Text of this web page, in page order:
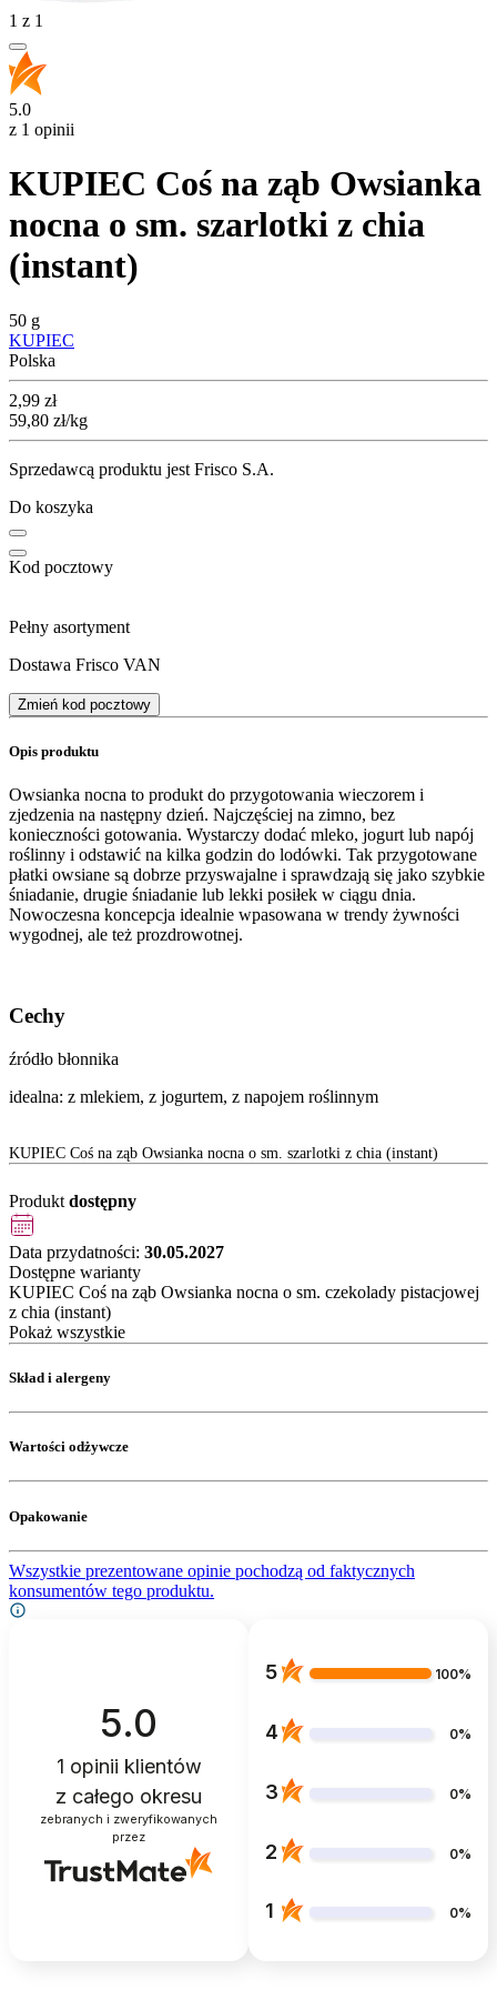
1 z 1
5.0
z 1 opinii
KUPIEC Coś na ząb Owsianka
nocna o sm. szarlotki z chia
(instant)
50 g
KUPIEC
Polska
Cena
2,99 zł
59,80 zł/kg
Sprzedawcą produktu jest Frisco S.A.
Do koszyka
Kod pocztowy
Pełny asortyment
Dostawa Frisco VAN
Zmień kod pocztowy
Opis produktu
Owsianka nocna to produkt do przygotowania wieczorem i
zjedzenia na następny dzień. Najczęściej na zimno, bez
konieczności gotowania. Wystarczy dodać mleko, jogurt lub napój
roślinny i odstawić na kilka godzin do lodówki. Tak przygotowane
płatki owsiane są dobrze przyswajalne i sprawdzają się jako szybkie
śniadanie, drugie śniadanie lub lekki posiłek w ciągu dnia.
Nowoczesna koncepcja idealnie wpasowana w trendy żywności
wygodnej, ale też prozdrowotnej.
Cechy
źródło błonnika
idealna: z mlekiem, z jogurtem, z napojem roślinnym
KUPIEC Coś na ząb Owsianka nocna o sm. szarlotki z chia (instant)
Produkt dostępny
Data przydatności: 30.05.2027
Dostępne warianty
KUPIEC Coś na ząb Owsianka nocna o sm. czekolady pistacjowej
z chia (instant)
Pokaż wszystkie
Skład i alergeny
Wartości odżywcze
Opakowanie
Wszystkie prezentowane opinie pochodzą od faktycznych
konsumentów tego produktu.
5.0
1 opinii klientów
z całego okresu
zebranych i zweryfikowanych
przez
5 100%
4 0%
3 0%
2 0%
1 0%